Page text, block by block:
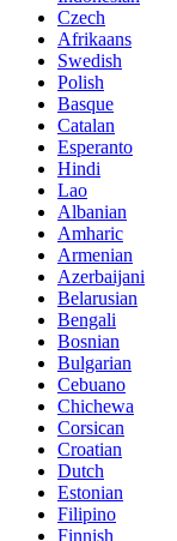
Czech
Afrikaans
Swedish
Polish
Basque
Catalan
Esperanto
Hindi
Lao
Albanian
Amharic
Armenian
Azerbaijani
Belarusian
Bengali
Bosnian
Bulgarian
Cebuano
Chichewa
Corsican
Croatian
Dutch
Estonian
Filipino
Finnish